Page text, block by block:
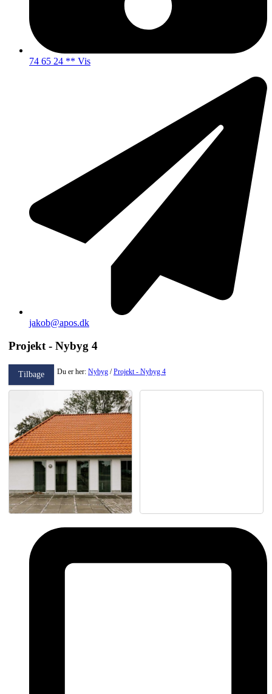
74 65 24 ** Vis
jakob@apos.dk
Projekt - Nybyg 4
Tilbage Du er her: Nybyg /Projekt - Nybyg 4